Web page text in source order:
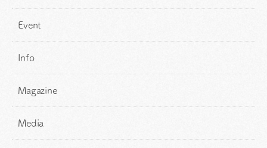
Event
Info
Magazine
Media